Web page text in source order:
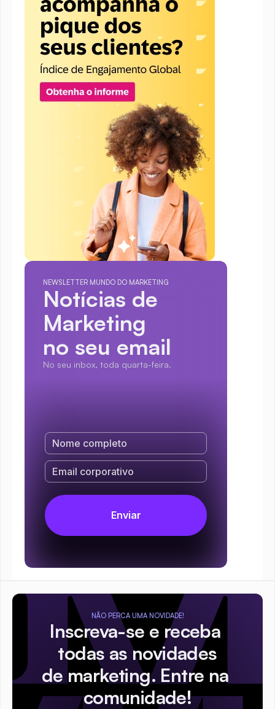
NEWSLETTER MUNDO DO MARKETING
Notícias de
Marketing
no seu email
No seu inbox, toda quarta-feira.
NÃO PERCA UMA NOVIDADE!
Inscreva-se e receba
todas as novidades
de marketing. Entre na
comunidade!